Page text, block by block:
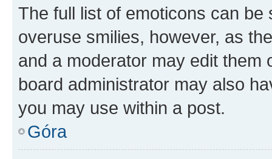
The full list of emoticons can
overuse smilies, however, as
and a moderator may edit them
board administrator may also
you may use within a post.
Góra